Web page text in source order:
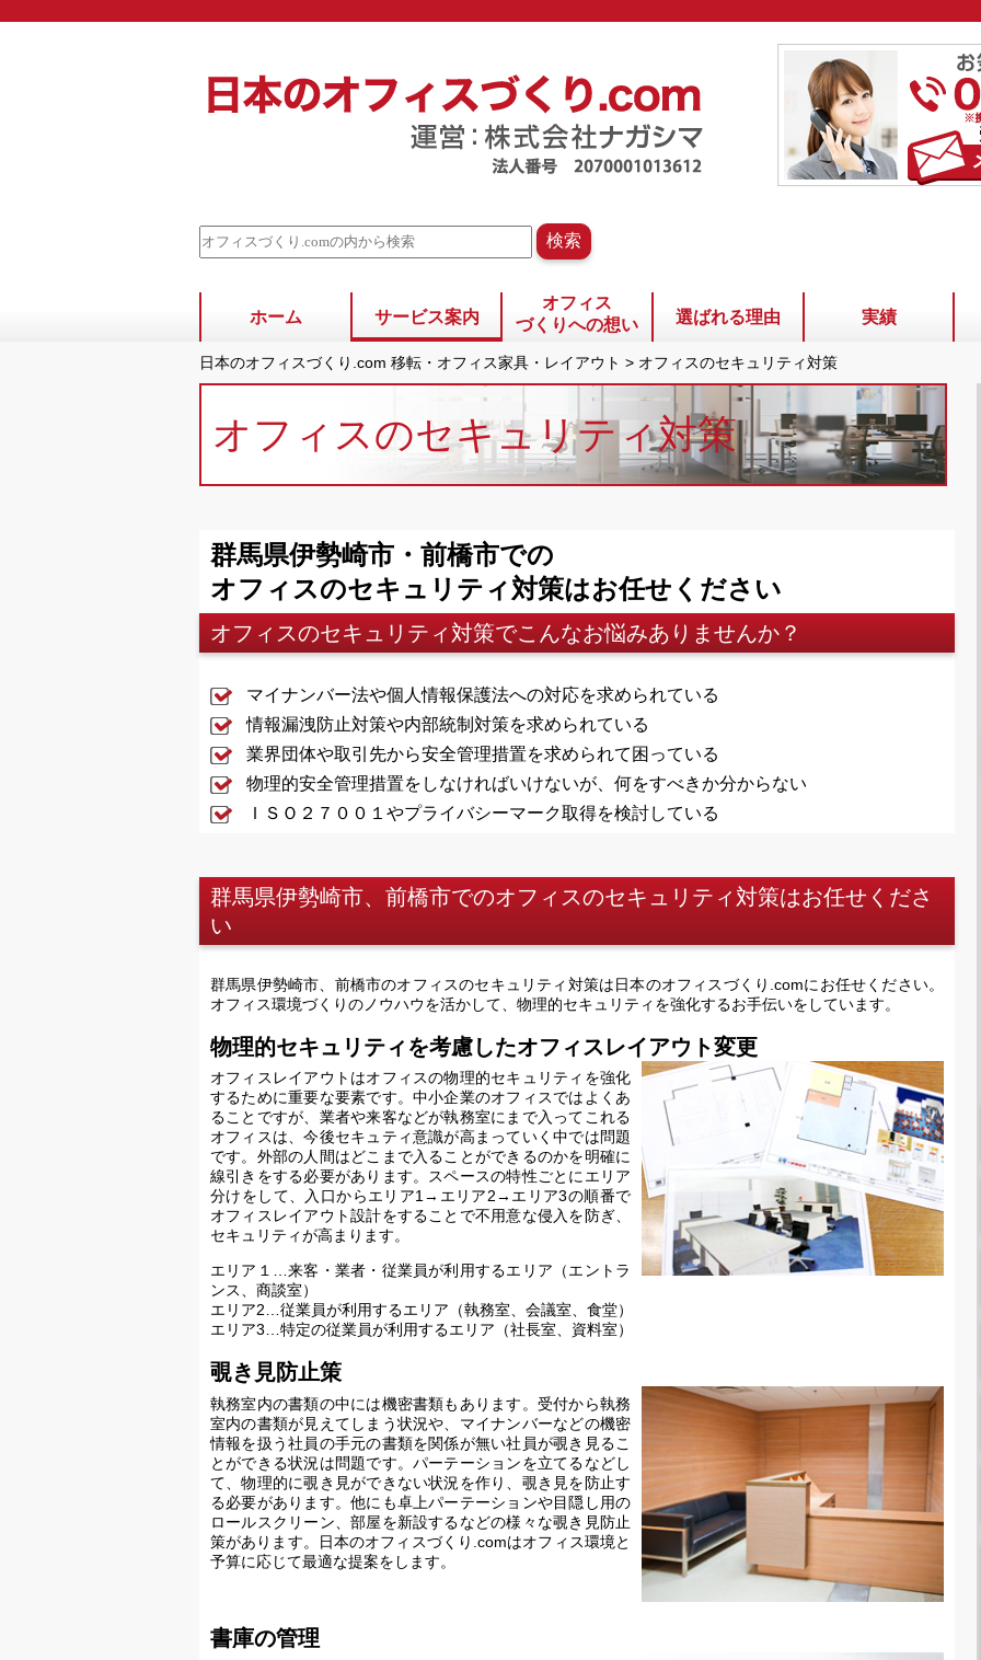
ホーム サービス案内
オフィス
づくりへの想い
選ばれる理由 実績
日本のオフィスづくり.com 移転・オフィス家具・レイアウト > オフィスのセキュリティ対策
オフィスのセキュリティ対策
群馬県伊勢崎市・前橋市での
オフィスのセキュリティ対策はお任せください
オフィスのセキュリティ対策でこんなお悩みありませんか？
マイナンバー法や個人情報保護法への対応を求められている
情報漏洩防止対策や内部統制対策を求められている
業界団体や取引先から安全管理措置を求められて困っている
物理的安全管理措置をしなければいけないが、何をすべきか分からない
ＩＳＯ２７００１やプライバシーマーク取得を検討している
群馬県伊勢崎市、前橋市でのオフィスのセキュリティ対策はお任せくださ
い
群馬県伊勢崎市、前橋市のオフィスのセキュリティ対策は日本のオフィスづくり.comにお任せください。
オフィス環境づくりのノウハウを活かして、物理的セキュリティを強化するお手伝いをしています。
物理的セキュリティを考慮したオフィスレイアウト変更
オフィスレイアウトはオフィスの物理的セキュリティを強化
するために重要な要素です。中小企業のオフィスではよくあ
ることですが、業者や来客などが執務室にまで入ってこれる
オフィスは、今後セキュティ意識が高まっていく中では問題
です。外部の人間はどこまで入ることができるのかを明確に
線引きをする必要があります。スペースの特性ごとにエリア
分けをして、入口からエリア1→エリア2→エリア3の順番で
オフィスレイアウト設計をすることで不用意な侵入を防ぎ、
セキュリティが高まります。
エリア１…来客・業者・従業員が利用するエリア（エントラ
ンス、商談室）
エリア2…従業員が利用するエリア（執務室、会議室、食堂）
エリア3…特定の従業員が利用するエリア（社長室、資料室）
覗き見防止策
執務室内の書類の中には機密書類もあります。受付から執務
室内の書類が見えてしまう状況や、マイナンバーなどの機密
情報を扱う社員の手元の書類を関係が無い社員が覗き見るこ
とができる状況は問題です。パーテーションを立てるなどし
て、物理的に覗き見ができない状況を作り、覗き見を防止す
る必要があります。他にも卓上パーテーションや目隠し用の
ロールスクリーン、部屋を新設するなどの様々な覗き見防止
策があります。日本のオフィスづくり.comはオフィス環境と
予算に応じて最適な提案をします。
書庫の管理